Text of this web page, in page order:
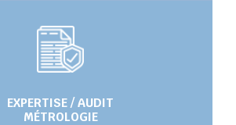
EXPERTISE / AUDIT
MÉTROLOGIE